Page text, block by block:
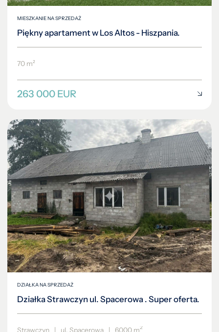
MIESZKANIE NA SPRZEDAŻ
Piękny apartament w Los Altos - Hiszpania.
70 m²
263 000 EUR
DZIAŁKA NA SPRZEDAŻ
Działka Strawczyn ul. Spacerowa . Super oferta.
Strawczyn | ul. Spacerowa | 6000 m2